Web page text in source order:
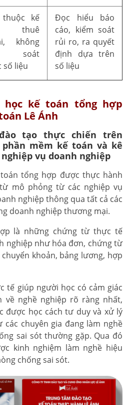
thuộc kế
thuê
không
soát
số liệu
Đọc hiểu báo
cáo, kiểm soát
rủi ro, ra quyết
định dựa trên
số liệu
học kế toán tổng hợp
Lê Ánh
tạo thực chiến trên
mềm kế toán và kê
vụ doanh nghiệp
tổng hợp được thực hành
mô phỏng từ các nghiệp vụ
nghiệp thông qua tất cả các
doanh nghiệp thương mại.
là những chứng từ thực tế
nghiệp như hóa đơn, chứng từ
khoản, bảng lương, hợp
tế giúp người học có cảm giác
về nghề nghiệp rõ ràng nhất,
được học cách tư duy và xử lý
chuyên gia đang làm nghề
sai sót thường gặp. Qua đó
kinh nghiệm làm nghề hiệu
chống sai sót.